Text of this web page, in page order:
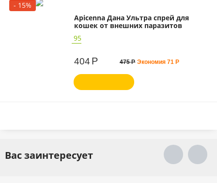
- 15%
Apicenna Дана Ультра спрей для
кошек от внешних паразитов
95
404 Р 475 Р Экономия71 Р
Вас заинтересует